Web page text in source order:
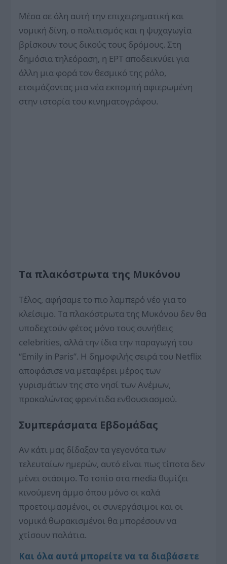
Μέσα σε όλη αυτή την επιχειρηματική και
νομική δίνη, ο πολιτισμός και η ψυχαγωγία
βρίσκουν τους δικούς τους δρόμους. Στη
δημόσια τηλεόραση, η ΕΡΤ αποδεικνύει για
άλλη μια φορά τον θεσμικό της ρόλο,
ετοιμάζοντας μια νέα εκπομπή αφιερωμένη
στην ιστορία του κινηματογράφου.
Τα πλακόστρωτα της Μυκόνου
Τέλος, αφήσαμε το πιο λαμπερό νέο για το
κλείσιμο. Τα πλακόστρωτα της Μυκόνου δεν θα
υποδεχτούν φέτος μόνο τους συνήθεις
celebrities, αλλά την ίδια την παραγωγή του
“Emily in Paris”. Η δημοφιλής σειρά του Netflix
αποφάσισε να μεταφέρει μέρος των
γυρισμάτων της στο νησί των Ανέμων,
προκαλώντας φρενίτιδα ενθουσιασμού.
Συμπεράσματα Εβδομάδας
Αν κάτι μας δίδαξαν τα γεγονότα των
τελευταίων ημερών, αυτό είναι πως τίποτα δεν
μένει στάσιμο. Το τοπίο στα media θυμίζει
κινούμενη άμμο όπου μόνο οι καλά
προετοιμασμένοι, οι συνεργάσιμοι και οι
νομικά θωρακισμένοι θα μπορέσουν να
χτίσουν παλάτια.
Και όλα αυτά μπορείτε να τα διαβάσετε